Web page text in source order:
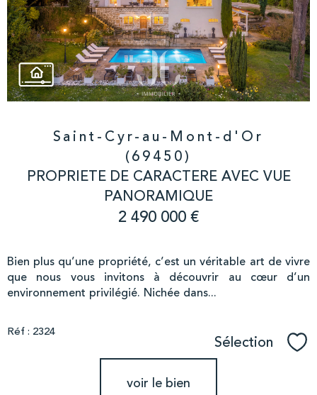
Saint-Cyr-au-Mont-d'Or
(69450)
PROPRIETE DE CARACTERE AVEC VUE
PANORAMIQUE
2 490 000 €
Bien plus qu’une propriété, c’est un véritable art de vivre
que nous vous invitons à découvrir au cœur d’un
environnement privilégié. Nichée dans...
Réf : 2324 Sélection
voir le bien